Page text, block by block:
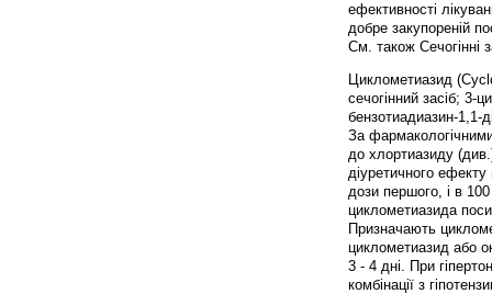
ефективності
добре закупореній
См. також Сечогінні
Циклометиазид
сечогінний засіб;
бензотиадиазин-1,1-
За
до хлортиазиду
діуретичного
дози першого, і в
циклометиазида
Призначають
циклометиазид або
3 - 4 дні. При
комбінації з